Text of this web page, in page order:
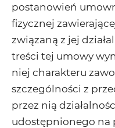
postanowień
fizycznej
związaną z jej
treści tej umowy
niej charakteru
szczególności z
przez nią
udostępnionego na